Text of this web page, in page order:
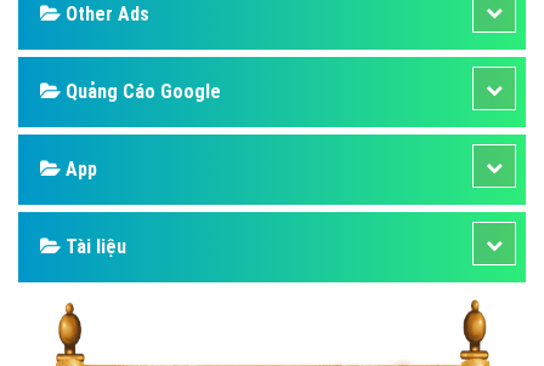
Other Ads
Quảng Cáo Google
App
Tài liệu